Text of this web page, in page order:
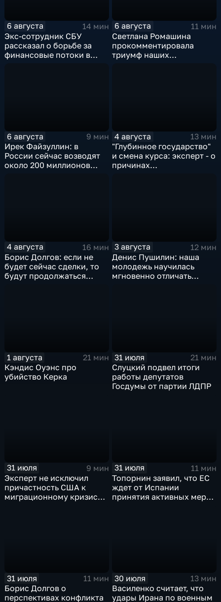
6 августа
14 мин
Экс-сотрудник СБУ
рассказал о борьбе за
финансовые потоки в
6 августа
11 мин
Светлана Ромашина
прокомментировала
триумф наших
6 августа
9 мин
Ирек Файзуллин: в
России сейчас возводят
около 200 миллионов
4 августа
13 мин
"Глубинное государство"
и смена курса: эксперт - о
причинах
4 августа
16 мин
Борис Долгов: если не
будет сейчас сделки, то
будут продолжаться
3 августа
12 мин
Денис Пушилин: наша
молодежь научилась
мгновенно отличать
1 августа
21 мин
Кэндис Оуэнс про
убийство Керка
31 июля
21 мин
Слуцкий подвел итоги
работы депутатов
Госдумы от партии ЛДПР
31 июля
9 мин
Эксперт не исключил
причастность США к
миграционному кризису в
31 июля
11 мин
Топорнин заявил, что ЕС
ждет от Испании
принятия активных мер
31 июля
11 мин
Борис Долгов о
перспективах конфликта
30 июля
13 мин
Василенко считает, что
удары Ирана по военным